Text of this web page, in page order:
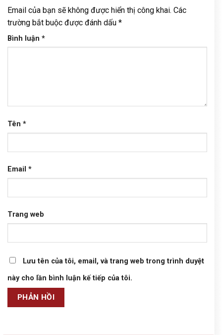
Email của bạn sẽ không được hiển thị công khai. Các
trường bắt buộc được đánh dấu *
Bình luận *
Tên *
Email *
Trang web
Lưu tên của tôi, email, và trang web trong trình duyệt
này cho lần bình luận kế tiếp của tôi.